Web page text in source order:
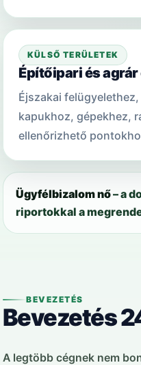
KÜLSŐ TERÜLETEK
Építőipari és
Éjszakai
kapukhoz, gépekhez,
ellenőrizhető
Ügyfélbizalom nő– a
riportokkal a
BEVEZETÉS
Bevezetés
A legtöbb cégnek nem